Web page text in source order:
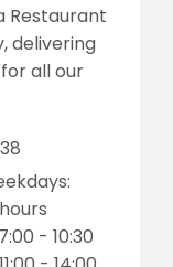
Restaurant
delivering
all our
- 10:30